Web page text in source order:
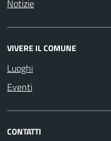
Notizie
VIVERE IL COMUNE
Luoghi
Eventi
CONTATTI